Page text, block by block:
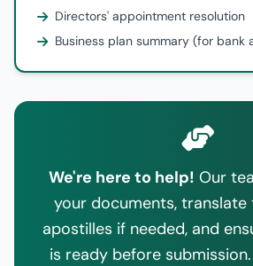
Directors' appointment resolution
Business plan summary (for bank
We're here to help! Our
your documents, translate
apostilles if needed, and
is ready before